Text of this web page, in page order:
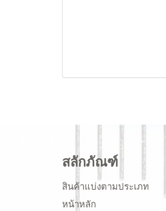
สลักภัณฑ์
สินค้าแบ่งตามประเภท
หน้าหลัก